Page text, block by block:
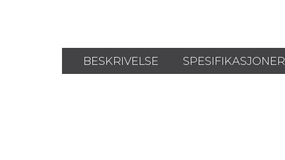
BESKRIVELSE SPESIFIKASJONER